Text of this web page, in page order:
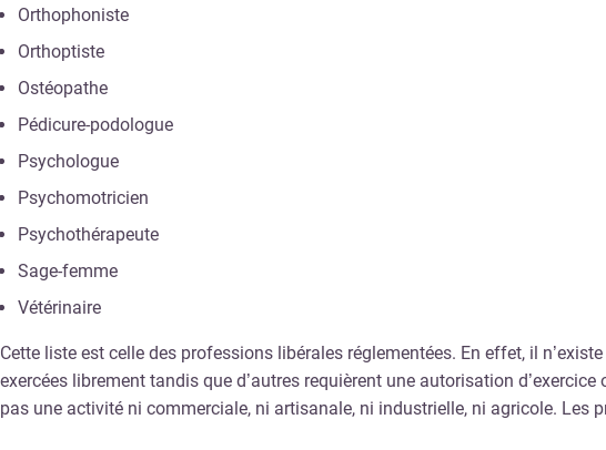
Orthophoniste
Orthoptiste
Ostéopathe
Pédicure-podologue
Psychologue
Psychomotricien
Psychothérapeute
Sage-femme
Vétérinaire
Cette liste est celle des professions libérales réglementées. En effet, il
exercées librement tandis que d’autres requièrent une autorisation
pas une activité ni commerciale, ni artisanale, ni industrielle, ni agricole.